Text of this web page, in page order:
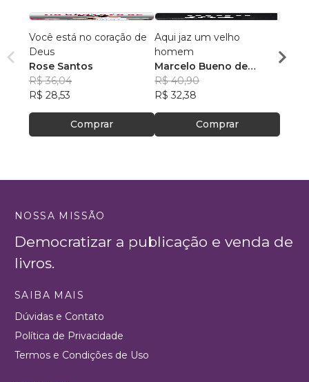
Você está no coração de
Deus
Rose Santos
R$ 36,04
R$ 28,53
Comprar
Aqui jaz um velho
homem
Marcelo Bueno de
Oliveira
R$ 40,90
R$ 32,38
Comprar
NOSSA MISSÃO
Democratizar a publicação e venda de
livros.
SAIBA MAIS
Dúvidas e Contato
Política de Privacidade
Termos e Condições de Uso